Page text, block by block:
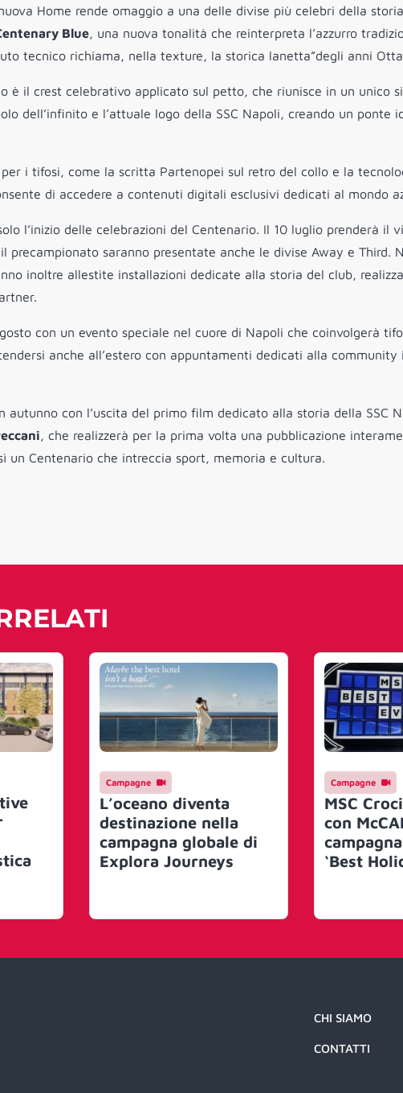
Home rende omaggio a una delle divise più celebri della
Blue, una nuova tonalità che reinterpreta l’azzurro
tecnico richiama, nella texture, la storica lanetta”degli anni
è il crest celebrativo applicato sul petto, che riunisce in un unico
dell’infinito e l’attuale logo della SSC Napoli, creando un ponte
i tifosi, come la scritta Partenopei sul retro del collo e la
di accedere a contenuti digitali esclusivi dedicati al mondo
l’inizio delle celebrazioni del Centenario. Il 10 luglio prenderà il
precampionato saranno presentate anche le divise Away e Third.
inoltre allestite installazioni dedicate alla storia del club,
con un evento speciale nel cuore di Napoli che coinvolgerà
anche all’estero con appuntamenti dedicati alla community
autunno con l’uscita del primo film dedicato alla storia della SSC
, che realizzerà per la prima volta una pubblicazione
un Centenario che intreccia sport, memoria e cultura.
Campagne
L’oceano diventa
destinazione nella
campagna globale di
Explora Journeys
Campagne
MSC
con
‘Best
CHI SIAMO
CONTATTI